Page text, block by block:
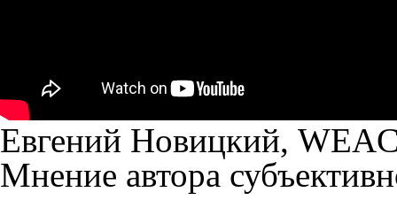
Евгений Новицкий,
Мнение автора